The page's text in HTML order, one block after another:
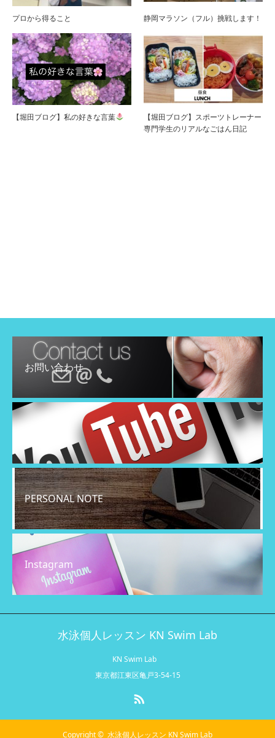
プロから得ること 静岡マラソン（フル）挑戦します！
【堀田ブログ】私の好きな言葉
【堀田ブログ】スポーツトレーナー
専門学生のリアルなごはん日記
お問い合わせ
PERSONAL NOTE
Instagram
水泳個人レッスン KN Swim Lab
KN Swim Lab
東京都江東区亀戸3-54-15
Copyright © 水泳個人レッスン KN Swim Lab